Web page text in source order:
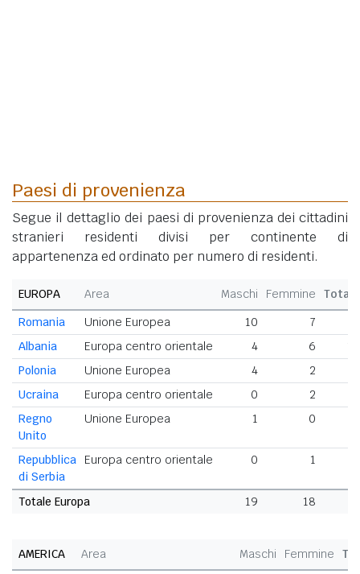
Paesi di provenienza
Segue il dettaglio dei paesi di provenienza dei cittadini
stranieri residenti divisi per continente di
appartenenza ed ordinato per numero di residenti.
EUROPA Area Maschi Femmine
Totale
Romania
Unione Europea 10 7
Albania
Europa centro orientale 4 6
Polonia
Unione Europea 4 2
Ucraina
Europa centro orientale 0 2
Regno
Unito
Unione Europea 1 0
Repubblica
di Serbia
Europa centro orientale 0 1
Totale Europa 19 18
AMERICA Area Maschi Femmine